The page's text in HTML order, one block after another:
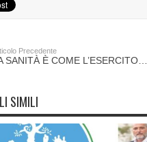
Precedente
SANITÀ È COME L’ESERCITO…
SIMILI